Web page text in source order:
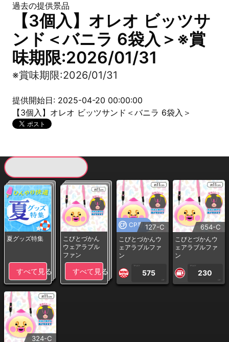
過去の提供景品
【3個入】オレオ ビッツサ
ンド＜バニラ 6袋入＞※賞
味期限:2026/01/31
※賞味期限:2026/01/31
提供開始日: 2025-04-20 00:00:00
【3個入】オレオ ビッツサンド＜バニラ 6袋入＞
夏グッズ特集
すべて見る
こびとづかん
ウェアラブル
ファン
すべて見る
CP専用127-C
こびとづかんウ
ェアラブルファ
ン
1PLAY
575
CP
654-C
こびとづかんウ
ェアラブルファ
ン
1PLAY
230
CP
324-C